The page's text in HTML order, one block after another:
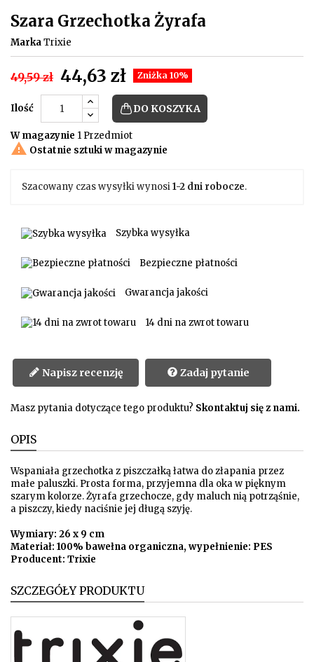
Szara Grzechotka Żyrafa
MarkaTrixie
49,59 zł 44,63 zł Zniżka 10%
Ilość DO KOSZYKA
W magazynie 1 Przedmiot
 Ostatnie sztuki w magazynie
Szacowany czas wysyłki wynosi1-2 dni robocze.
Szybka wysyłka
Bezpieczne płatności
Gwarancja jakości
14 dni na zwrot towaru
Napisz recenzję Zadaj pytanie
Masz pytania dotyczące tego produktu? Skontaktuj się z nami.
OPIS
Wspaniała grzechotka z piszczałką łatwa do złapania przez
małe paluszki. Prosta forma, przyjemna dla oka w pięknym
szarym kolorze. Żyrafa grzechocze, gdy maluch nią potrząśnie,
a piszczy, kiedy naciśnie jej długą szyję.
Wymiary: 26 x 9 cm
Materiał: 100% bawełna organiczna, wypełnienie: PES
Producent: Trixie
SZCZEGÓŁY PRODUKTU